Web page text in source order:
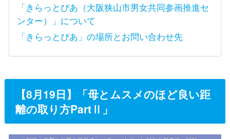
「きらっとぴあ（大阪狭山市男女共同参画推進セ
ンター）」について
「きらっとぴあ」の場所とお問い合わせ先
【8月19日】「母とムスメのほど良い距
離の取り方PartⅡ」